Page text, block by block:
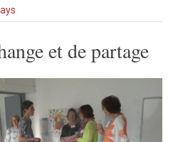
et de partage